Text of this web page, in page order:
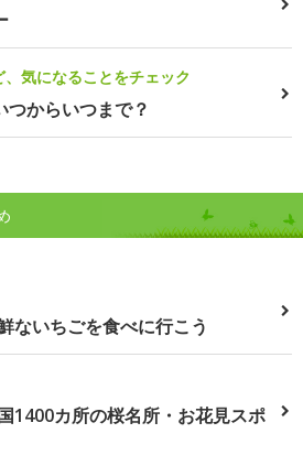
気になることをチェック
からいつまで？
ないちごを食べに行こう
1400カ所の桜名所・お花見スポ